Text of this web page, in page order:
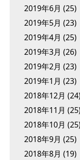
2019年6月 (25)
2019年5月 (23)
2019年4月 (25)
2019年3月 (26)
2019年2月 (23)
2019年1月 (23)
2018年12月
2018年11月
2018年10月
2018年9月 (25)
2018年8月 (19)